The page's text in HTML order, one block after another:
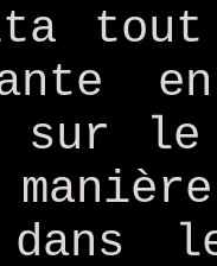
sur
dans